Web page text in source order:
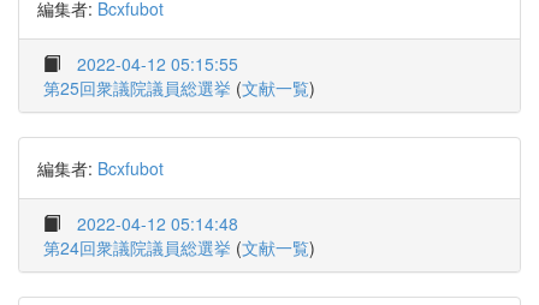
編集者: Bcxfubot
2022-04-12 05:15:55
第25回衆議院議員総選挙 (文献一覧)
編集者: Bcxfubot
2022-04-12 05:14:48
第24回衆議院議員総選挙 (文献一覧)